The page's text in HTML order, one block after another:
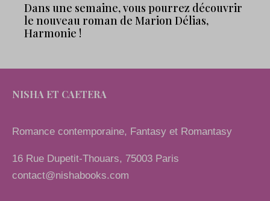
Dans une semaine, vous pourrez découvrir
le nouveau roman de Marion Délias,
Harmonie !
NISHA ET CAETERA
Romance contemporaine, Fantasy et Romantasy
16 Rue Dupetit-Thouars, 75003 Paris
contact@nishabooks.com